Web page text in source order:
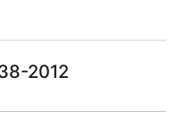
2012